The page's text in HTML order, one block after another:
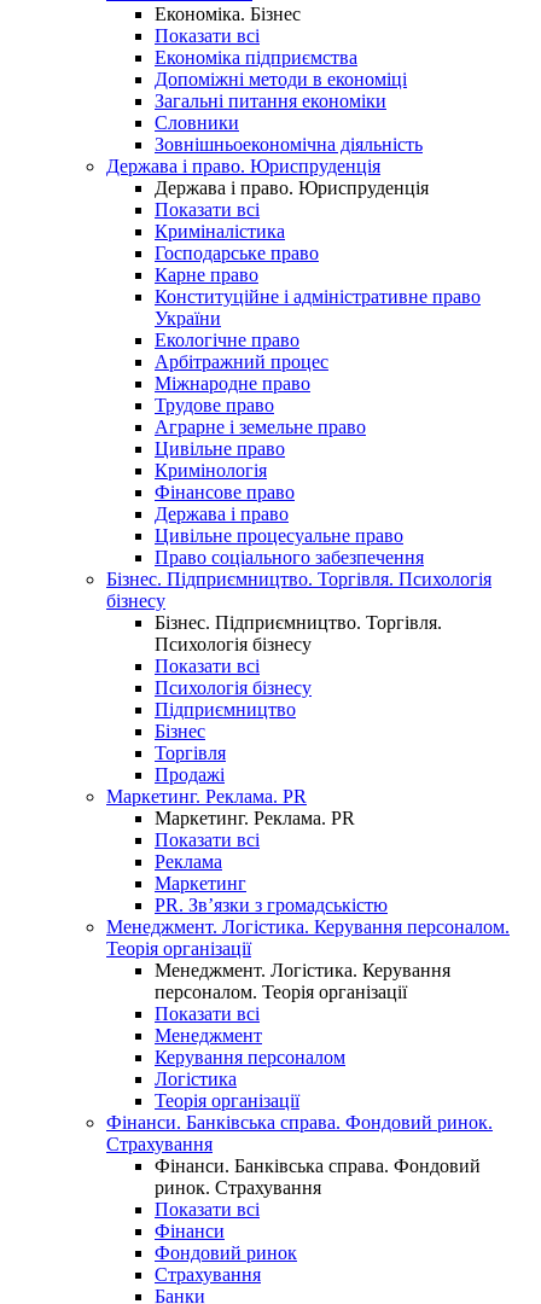
Економіка. Бізнес
Показати всі
Економіка підприємства
Допоміжні методи в економіці
Загальні питання економіки
Словники
Зовнішньоекономічна діяльність
Держава і право. Юриспруденція
Держава і право. Юриспруденція
Показати всі
Криміналістика
Господарське право
Карне право
Конституційне і адміністративне право
України
Екологічне право
Арбітражний процес
Міжнародне право
Трудове право
Аграрне і земельне право
Цивільне право
Кримінологія
Фінансове право
Держава і право
Цивільне процесуальне право
Право соціального забезпечення
Бізнес. Підприємництво. Торгівля. Психологія
бізнесу
Бізнес. Підприємництво. Торгівля.
Психологія бізнесу
Показати всі
Психологія бізнесу
Підприємництво
Бізнес
Торгівля
Продажі
Маркетинг. Реклама. PR
Маркетинг. Реклама. PR
Показати всі
Реклама
Маркетинг
PR. Зв’язки з громадськістю
Менеджмент. Логістика. Керування персоналом.
Теорія організації
Менеджмент. Логістика. Керування
персоналом. Теорія організації
Показати всі
Менеджмент
Керування персоналом
Логістика
Теорія організації
Фінанси. Банківська справа. Фондовий ринок.
Страхування
Фінанси. Банківська справа. Фондовий
ринок. Страхування
Показати всі
Фінанси
Фондовий ринок
Страхування
Банки